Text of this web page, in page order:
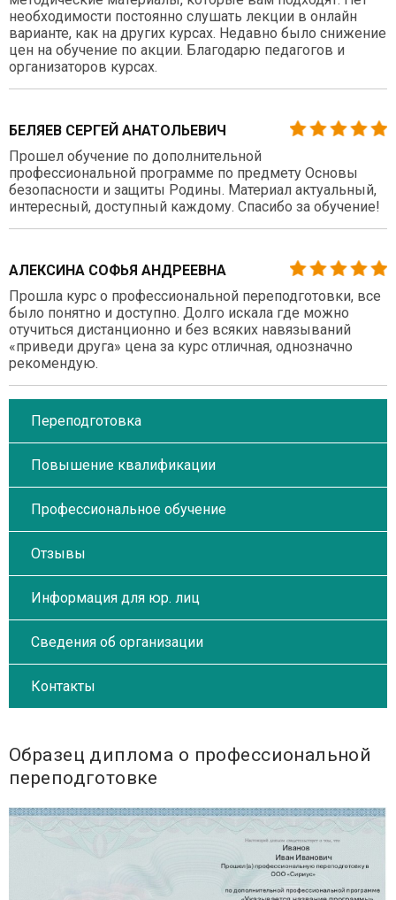
необходимости постоянно слушать лекции в онлайн
варианте, как на других курсах. Недавно было снижение
цен на обучение по акции. Благодарю педагогов и
организаторов курсах.
БЕЛЯЕВ СЕРГЕЙ АНАТОЛЬЕВИЧ
Прошел обучение по дополнительной
профессиональной программе по предмету Основы
безопасности и защиты Родины. Материал актуальный,
интересный, доступный каждому. Спасибо за обучение!
АЛЕКСИНА СОФЬЯ АНДРЕЕВНА
Прошла курс о профессиональной переподготовки, все
было понятно и доступно. Долго искала где можно
отучиться дистанционно и без всяких навязываний
«приведи друга» цена за курс отличная, однозначно
рекомендую.
Переподготовка
Повышение квалификации
Профессиональное обучение
Отзывы
Информация для юр. лиц
Сведения об организации
Контакты
Образец диплома о профессиональной
переподготовке